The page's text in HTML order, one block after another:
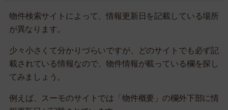
物件検索サイトによって、情報更新日を記載している場所
が異なります。
少々小さくて分かりづらいですが、どのサイトでも必ず記
載されている情報なので、物件情報が載っている欄を探し
てみましょう。
例えば、スーモのサイトでは「物件概要」の欄外下部に情